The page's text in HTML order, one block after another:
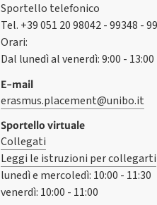
Sportello telefonico
Tel. +39 051 20 98042 - 99348 -
Orari:
Dal lunedì al venerdì: 9:00 - 13:00
E-mail
erasmus.placement@unibo.it
Sportello virtuale
Collegati
Leggi le istruzioni per collegarti
lunedì e mercoledì: 10:00 - 11:30
venerdì: 10:00 - 11:00